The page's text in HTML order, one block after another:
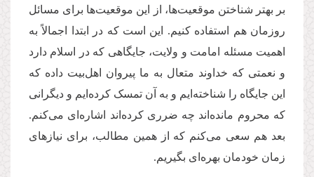
بر بهتر شناختن موقعیت‌ها، از این موقعیت‌ها برای مسائل
روزمان هم استفاده کنیم. این است که در ابتدا اجمالاً به
اهمیت مسئله امامت و ولایت، جایگاهی که در اسلام دارد
و نعمتی که خداوند متعال به ما پیروان اهل‌بیت داده که
این جایگاه را شناخته‌ایم و به آن تمسک کرده‌ایم و دیگرانی
که محروم مانده‌اند چه ضرری کرده‌اند اشاره‌ای می‌کنم.
بعد هم سعی می‌کنم که از همین مطالب، برای نیازهای
زمان خودمان بهره‌ای بگیریم.